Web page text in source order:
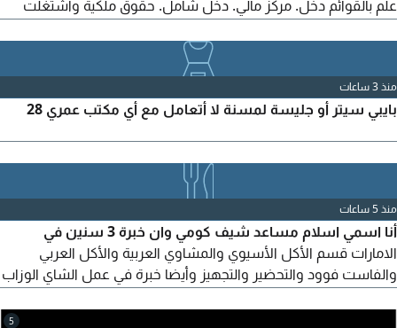
علم بالقوائم دخل. مركز مالي. دخل شامل. حقوق ملكية واشتغلت
علي سيستم أودو الى عنده فرصه مناسبة يبعت رقمة ياريت يكون في
نطاق الجيزة
منذ 3 ساعات
بايبي سيتر أو جليسة لمسنة لا أتعامل مع أي مكتب عمري 28
منذ 5 ساعات
أنا اسمي اسلام مساعد شيف كومي وان خبرة 3 سنين في
الامارات قسم الأكل الأسيوي والمشاوي العربية والأكل العربي
والفاست فوود والتحضير والتجهيز وأيضا خبرة في عمل الشاي الوزاب
والحبق والسنجيني والكرك والبريك فاست وأتحدث اللغة الانجليزية أنا
حاليا متواجد في مصر وابحث عن عمل وجاهز في أي وقت الى من
5